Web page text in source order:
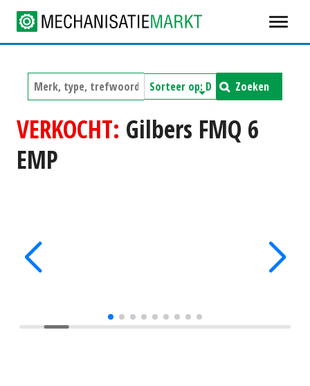
Zoeken
VERKOCHT: Gilbers FMQ 6
EMP